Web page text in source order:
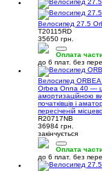
Велосипед 27.5
T20115RD
35650 грн.
Оплата
до 6 плат. без
Велосипед
Orbea Onna 40 —
амортизаційною
початківців і
пересіченій
R20717NB
36984 грн.
закінчується
Оплата
до 6 плат. без